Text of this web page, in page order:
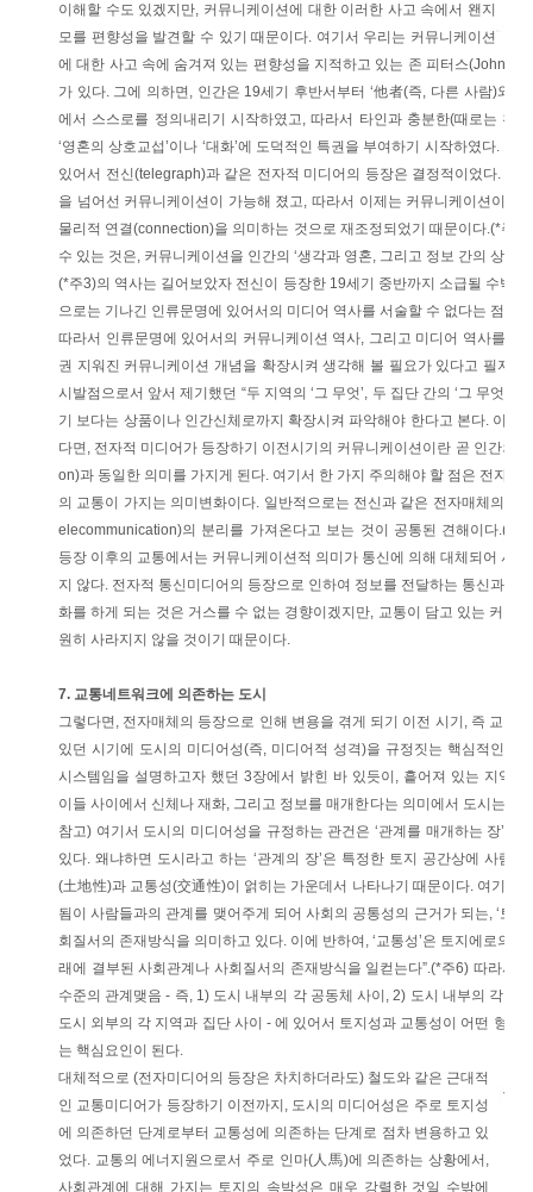
이해할 수도 있겠지만, 커뮤니케이션에 대한 이러한 사고 속에서 왠지
모를 편향성을 발견할 수 있기 때문이다. 여기서 우리는 커뮤니케이션
에 대한 사고 속에 숨겨져 있는 편향성을 지적하고 있는 존 피터스(John D.
가 있다. 그에 의하면, 인간은 19세기 후반서부터 ‘他者(즉, 다른 사람)와
에서 스스로를 정의내리기 시작하였고, 따라서 타인과 충분한(때로는 완
‘영혼의 상호교섭’이나 ‘대화’에 도덕적인 특권을 부여하기 시작하였다. 그
있어서 전신(telegraph)과 같은 전자적 미디어의 등장은 결정적이었다. 전
을 넘어선 커뮤니케이션이 가능해 졌고, 따라서 이제는 커뮤니케이션이
물리적 연결(connection)을 의미하는 것으로 재조정되었기 때문이다.(*주
수 있는 것은, 커뮤니케이션을 인간의 ‘생각과 영혼, 그리고 정보 간의 상호
(*주3)의 역사는 길어보았자 전신이 등장한 19세기 중반까지 소급될 수밖
으로는 기나긴 인류문명에 있어서의 미디어 역사를 서술할 수 없다는 점이
따라서 인류문명에 있어서의 커뮤니케이션 역사, 그리고 미디어 역사를 제
권 지워진 커뮤니케이션 개념을 확장시켜 생각해 볼 필요가 있다고 필자
시발점으로서 앞서 제기했던 “두 지역의 ‘그 무엇’, 두 집단 간의 ‘그 무엇’,
기 보다는 상품이나 인간신체로까지 확장시켜 파악해야 한다고 본다. 이러
다면, 전자적 미디어가 등장하기 이전시기의 커뮤니케이션이란 곧 인간의
on)과 동일한 의미를 가지게 된다. 여기서 한 가지 주의해야 할 점은 전자적
의 교통이 가지는 의미변화이다. 일반적으로는 전신과 같은 전자매체의 등
elecommunication)의 분리를 가져온다고 보는 것이 공통된 견해이다.(*
등장 이후의 교통에서는 커뮤니케이션적 의미가 통신에 의해 대체되어 사
지 않다. 전자적 통신미디어의 등장으로 인하여 정보를 전달하는 통신과 상
화를 하게 되는 것은 거스를 수 없는 경향이겠지만, 교통이 담고 있는 커뮤
원히 사라지지 않을 것이기 때문이다.
7. 교통네트워크에 의존하는 도시
그렇다면, 전자매체의 등장으로 인해 변용을 겪게 되기 이전 시기, 즉 교통
있던 시기에 도시의 미디어성(즉, 미디어적 성격)을 규정짓는 핵심적인 요
시스템임을 설명하고자 했던 3장에서 밝힌 바 있듯이, 흩어져 있는 지역
이들 사이에서 신체나 재화, 그리고 정보를 매개한다는 의미에서 도시는 미
참고) 여기서 도시의 미디어성을 규정하는 관건은 ‘관계를 매개하는 장’으
있다. 왜냐하면 도시라고 하는 ‘관계의 장’은 특정한 토지 공간상에 사람
(土地性)과 교통성(交通性)이 얽히는 가운데서 나타나기 때문이다. 여기서
됨이 사람들과의 관계를 맺어주게 되어 사회의 공통성의 근거가 되는, ‘토
회질서의 존재방식을 의미하고 있다. 이에 반하여, ‘교통성’은 토지에로의
래에 결부된 사회관계나 사회질서의 존재방식을 일컫는다”.(*주6) 따라서
수준의 관계맺음 - 즉, 1) 도시 내부의 각 공동체 사이, 2) 도시 내부의 각 공
도시 외부의 각 지역과 집단 사이 - 에 있어서 토지성과 교통성이 어떤 형태
는 핵심요인이 된다.
대체적으로 (전자미디어의 등장은 차치하더라도) 철도와 같은 근대적
인 교통미디어가 등장하기 이전까지, 도시의 미디어성은 주로 토지성
에 의존하던 단계로부터 교통성에 의존하는 단계로 점차 변용하고 있
었다. 교통의 에너지원으로서 주로 인마(人馬)에 의존하는 상황에서,
사회관계에 대해 가지는 토지의 속박성은 매우 강렬한 것일 수밖에